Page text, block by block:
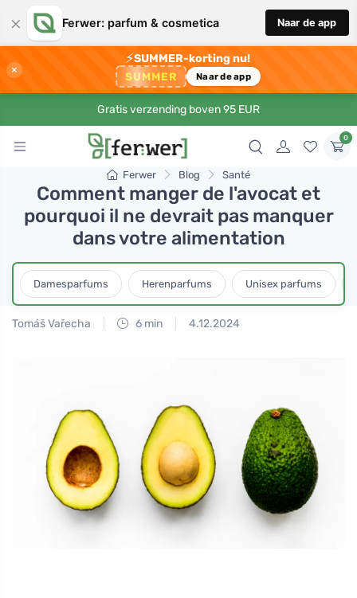
× Ferwer: parfum & cosmetica Naar de app
×
⚡SUMMER-korting nu!
SUMMER Naar de app
Gratis verzending boven 95 EUR
0
Ferwer Blog Santé
Comment manger de l'avocat et
pourquoi il ne devrait pas manquer
dans votre alimentation
Damesparfums Herenparfums Unisex parfums
Tomáš Vařecha 6 min 4.12.2024